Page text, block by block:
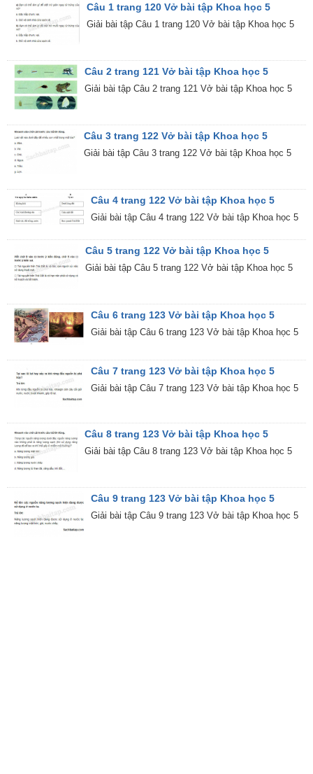
Câu 1 trang 120 Vở bài tập Khoa học 5
Giải bài tập Câu 1 trang 120 Vở bài tập Khoa học 5
Câu 2 trang 121 Vở bài tập Khoa học 5
Giải bài tập Câu 2 trang 121 Vở bài tập Khoa học 5
Câu 3 trang 122 Vở bài tập Khoa học 5
Giải bài tập Câu 3 trang 122 Vở bài tập Khoa học 5
Câu 4 trang 122 Vở bài tập Khoa học 5
Giải bài tập Câu 4 trang 122 Vở bài tập Khoa học 5
Câu 5 trang 122 Vở bài tập Khoa học 5
Giải bài tập Câu 5 trang 122 Vở bài tập Khoa học 5
Câu 6 trang 123 Vở bài tập Khoa học 5
Giải bài tập Câu 6 trang 123 Vở bài tập Khoa học 5
Câu 7 trang 123 Vở bài tập Khoa học 5
Giải bài tập Câu 7 trang 123 Vở bài tập Khoa học 5
Câu 8 trang 123 Vở bài tập Khoa học 5
Giải bài tập Câu 8 trang 123 Vở bài tập Khoa học 5
Câu 9 trang 123 Vở bài tập Khoa học 5
Giải bài tập Câu 9 trang 123 Vở bài tập Khoa học 5